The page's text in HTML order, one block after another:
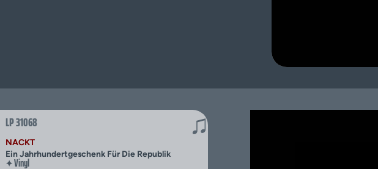
LP 31068 ♫
NACKT
Ein Jahrhundertgeschenk Für Die Republik
✦Vinyl